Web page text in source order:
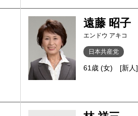
遠藤 昭子
エンドウ アキコ
日本共産党
61歳 (女) [新人]